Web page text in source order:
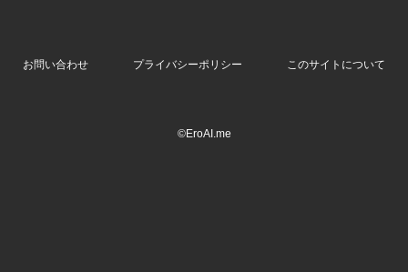
お問い合わせ プライバシーポリシー このサイトについて
©EroAI.me